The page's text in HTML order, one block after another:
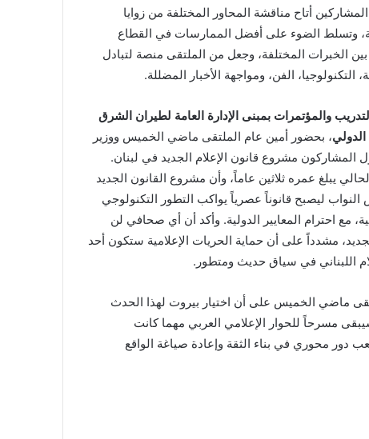
أتاح مناقشة المحاور المختلفة من زوايا
وتسلط الضوء على أفضل الممارسات في القطاع
بين الخبرات المختلفة، وجعل من الملتقى منصة لتبادل
التكنولوجيا، الفن، ومواجهة الأخبار المضللة.
والمؤتمرات بمبنى الإدارة العامة لطيران الشرق
، بحضور أمين عام الملتقى ماضي الخميس ووزير
المشاركون مشروع قانون الإعلام الجديد في لبنان.
يبلغ عمره ثلاثين عاماً، وأن مشروع القانون الجديد
ليصبح قانوناً عصرياً يواكب التطور التكنولوجي
مع احترام المعايير الدولية. وأكد أن أي صحافي لن
مشدداً على أن حماية الحريات الإعلامية ستكون أحد
اللبناني في سياق حديث ومتطور.
ماضي الخميس على أن اختيار بيروت لهذا الحدث
مسرحاً للحوار الإعلامي العربي مهما كانت
دور محوري في بناء الثقة وإعادة صياغة الواقع